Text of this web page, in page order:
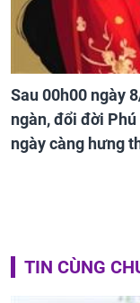
Sau 00h00 ngày
ngàn, đổi đời Phú
ngày càng hưng
TIN CÙNG